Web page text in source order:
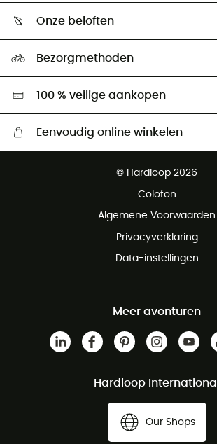
Retourzendingen & Terugbetalingen
Ambassadeurs
Onze beloften
Hardgreen
Bezorgmethoden
100 % veilige aankopen
Eenvoudig online winkelen
Gratis retourneren binnen 100 dagen
© Hardloop 2026
Colofon
Algemene Voorwaarden
Privacyverklaring
Data-instellingen
Meer avonturen
Hardloop International
Our Shops